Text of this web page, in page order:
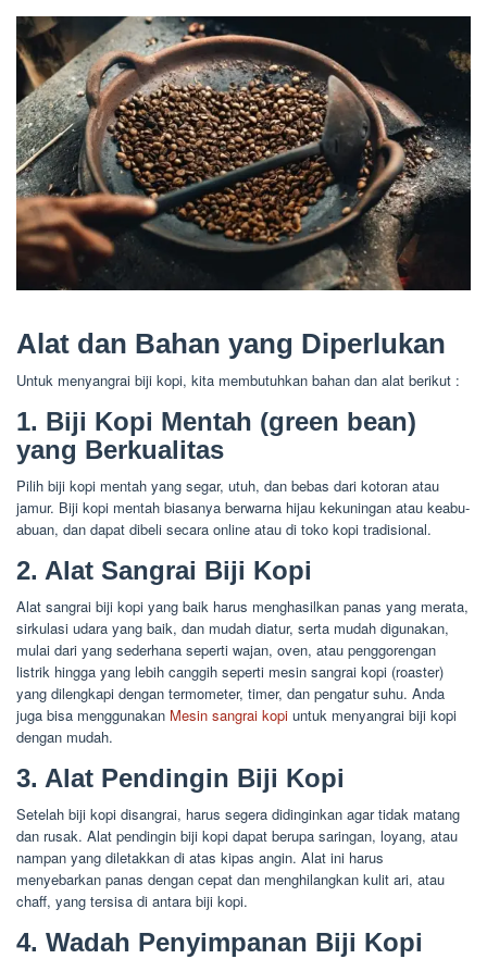
Alat dan Bahan yang Diperlukan
Untuk menyangrai biji kopi, kita membutuhkan bahan dan alat berikut :
1. Biji Kopi Mentah (green bean)
yang Berkualitas
Pilih biji kopi mentah yang segar, utuh, dan bebas dari kotoran atau
jamur. Biji kopi mentah biasanya berwarna hijau kekuningan atau keabu-
abuan, dan dapat dibeli secara online atau di toko kopi tradisional.
2. Alat Sangrai Biji Kopi
Alat sangrai biji kopi yang baik harus menghasilkan panas yang merata,
sirkulasi udara yang baik, dan mudah diatur, serta mudah digunakan,
mulai dari yang sederhana seperti wajan, oven, atau penggorengan
listrik hingga yang lebih canggih seperti mesin sangrai kopi (roaster)
yang dilengkapi dengan termometer, timer, dan pengatur suhu. Anda
juga bisa menggunakan Mesin sangrai kopi untuk menyangrai biji kopi
dengan mudah.
3. Alat Pendingin Biji Kopi
Setelah biji kopi disangrai, harus segera didinginkan agar tidak matang
dan rusak. Alat pendingin biji kopi dapat berupa saringan, loyang, atau
nampan yang diletakkan di atas kipas angin. Alat ini harus
menyebarkan panas dengan cepat dan menghilangkan kulit ari, atau
chaff, yang tersisa di antara biji kopi.
4. Wadah Penyimpanan Biji Kopi